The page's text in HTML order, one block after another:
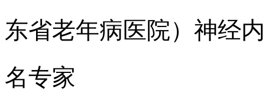
东省老年病医院）神经
名专家